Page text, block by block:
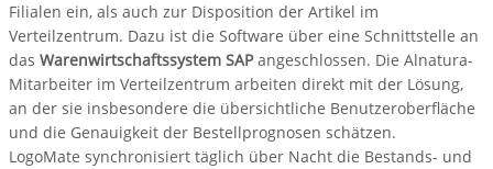
Filialen ein, als auch zur Disposition der Artikel im
Verteilzentrum. Dazu ist die Software über eine Schnittstelle an
das Warenwirtschaftssystem SAPangeschlossen. Die Alnatura-
Mitarbeiter im Verteilzentrum arbeiten direkt mit der Lösung,
an der sie insbesondere die übersichtliche Benutzeroberfläche
und die Genauigkeit der Bestellprognosen schätzen.
LogoMate synchronisiert täglich über Nacht die Bestands- und